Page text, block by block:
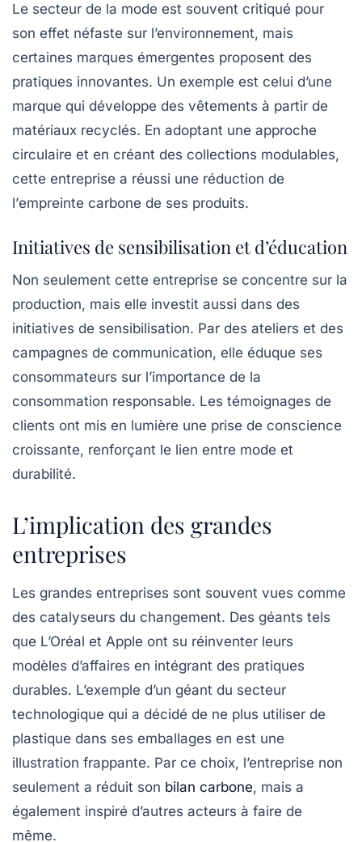
Le secteur de la mode est souvent critiqué pour
son effet néfaste sur l’environnement, mais
certaines marques émergentes proposent des
pratiques innovantes. Un exemple est celui d’une
marque qui développe des vêtements à partir de
matériaux recyclés. En adoptant une approche
circulaire et en créant des collections modulables,
cette entreprise a réussi une réduction de
l’empreinte carbone de ses produits.
Initiatives de sensibilisation et d’éducation
Non seulement cette entreprise se concentre sur la
production, mais elle investit aussi dans des
initiatives de sensibilisation. Par des ateliers et des
campagnes de communication, elle éduque ses
consommateurs sur l’importance de la
consommation responsable. Les témoignages de
clients ont mis en lumière une prise de conscience
croissante, renforçant le lien entre mode et
durabilité.
L’implication des grandes
entreprises
Les grandes entreprises sont souvent vues comme
des catalyseurs du changement. Des géants tels
que L’Oréal et Apple ont su réinventer leurs
modèles d’affaires en intégrant des pratiques
durables. L’exemple d’un géant du secteur
technologique qui a décidé de ne plus utiliser de
plastique dans ses emballages en est une
illustration frappante. Par ce choix, l’entreprise non
seulement a réduit son bilan carbone, mais a
également inspiré d’autres acteurs à faire de
même.